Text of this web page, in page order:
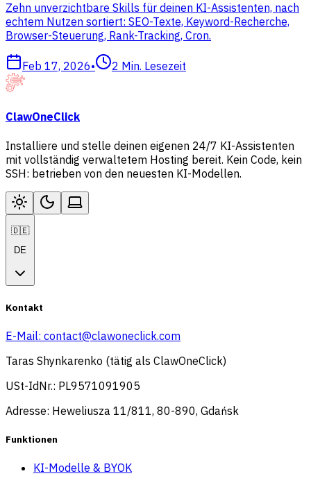
Zehn unverzichtbare Skills für deinen KI-Assistenten, nach
echtem Nutzen sortiert: SEO-Texte, Keyword-Recherche,
Browser-Steuerung, Rank-Tracking, Cron.
Feb 17, 2026• 2 Min. Lesezeit
ClawOneClick
Installiere und stelle deinen eigenen 24/7 KI-Assistenten
mit vollständig verwaltetem Hosting bereit. Kein Code, kein
SSH: betrieben von den neuesten KI-Modellen.
🇩🇪
DE
Kontakt
E-Mail: contact@clawoneclick.com
Taras Shynkarenko (tätig als ClawOneClick)
USt-IdNr.: PL9571091905
Adresse: Heweliusza 11/811, 80-890, Gdańsk
Funktionen
KI-Modelle & BYOK